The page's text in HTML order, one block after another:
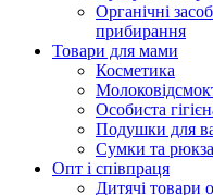
Органічні
прибирання
Товари для мами
Косметика
Особиста
Подушки для
Сумки та
Опт і співпраця
Дитячі товари